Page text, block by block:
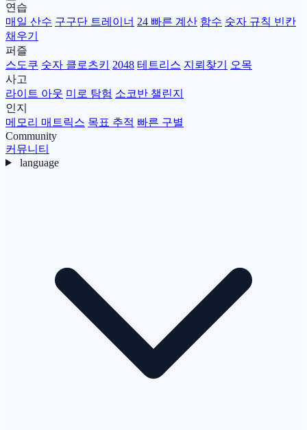
연습
매일 산수 구구단 트레이너 24 빠른 계산 함수 숫자 규칙 빈칸
채우기
퍼즐
스도쿠 숫자 클로츠키 2048 테트리스 지뢰찾기
오목
사고
라이트 아웃 미로 탐험 소코반 챌린지
인지
메모리 매트릭스 목표 추적 빠른 구별
Community
커뮤니티
language